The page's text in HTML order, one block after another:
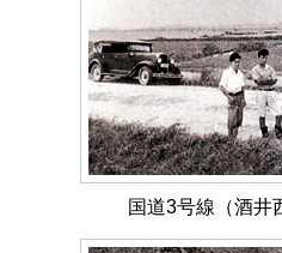
国道3号線（酒井